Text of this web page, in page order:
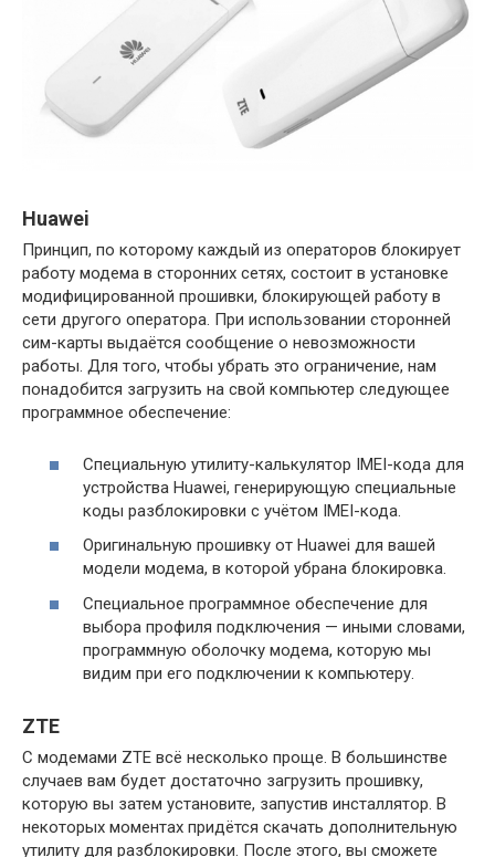
Huawei
Принцип, по которому каждый из операторов блокирует
работу модема в сторонних сетях, состоит в установке
модифицированной прошивки, блокирующей работу в
сети другого оператора. При использовании сторонней
сим-карты выдаётся сообщение о невозможности
работы. Для того, чтобы убрать это ограничение, нам
понадобится загрузить на свой компьютер следующее
программное обеспечение:
Специальную утилиту-калькулятор IMEI-кода для
устройства Huawei, генерирующую специальные
коды разблокировки с учётом IMEI-кода.
Оригинальную прошивку от Huawei для вашей
модели модема, в которой убрана блокировка.
Специальное программное обеспечение для
выбора профиля подключения — иными словами,
программную оболочку модема, которую мы
видим при его подключении к компьютеру.
ZTE
С модемами ZTE всё несколько проще. В большинстве
случаев вам будет достаточно загрузить прошивку,
которую вы затем установите, запустив инсталлятор. В
некоторых моментах придётся скачать дополнительную
утилиту для разблокировки. После этого, вы сможете